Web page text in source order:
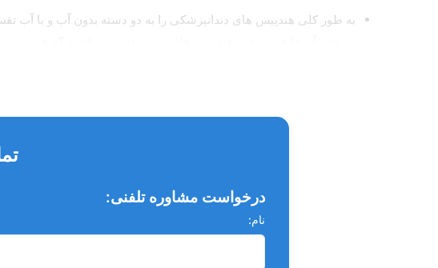
به طور کلی هندپیس های دندانپزشکی را به دو دسته بدون آب و با آب
نوع فرزگیر: پوش باتن
درخواست مشاوره تلفنی:
نام: